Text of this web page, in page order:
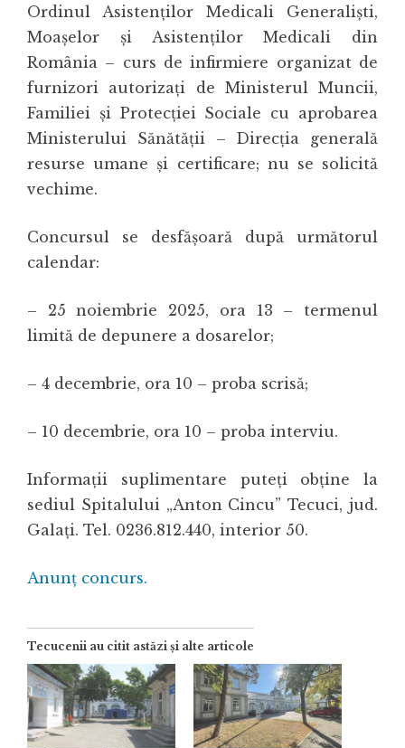
Ordinul Asistenţilor Medicali Generalişti,
Moaşelor şi Asistenţilor Medicali din
România – curs de infirmiere organizat de
furnizori autorizaţi de Ministerul Muncii,
Familiei şi Protecţiei Sociale cu aprobarea
Ministerului Sănătăţii – Direcţia generală
resurse umane şi certificare; nu se solicită
vechime.
Concursul se desfășoară după următorul
calendar:
– 25 noiembrie 2025, ora 13 – termenul
limită de depunere a dosarelor;
– 4 decembrie, ora 10 – proba scrisă;
– 10 decembrie, ora 10 – proba interviu.
Informații suplimentare puteți obține la
sediul Spitalului „Anton Cincu” Tecuci, jud.
Galați. Tel. 0236.812.440, interior 50.
Anunț concurs.
Tecucenii au citit astăzi și alte articole